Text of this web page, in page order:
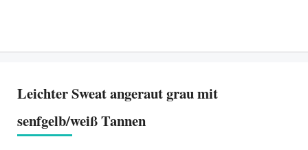
Leichter Sweat angeraut grau mit
senfgelb/weiß Tannen